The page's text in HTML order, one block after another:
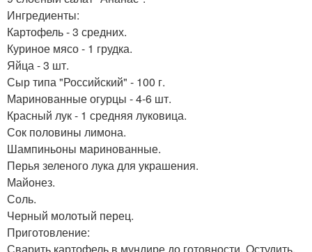
Ингредиенты:
Картофель - 3 средних.
Куриное мясо - 1 грудка.
Яйца - 3 шт.
Сыр типа "Российский" - 100 г.
Маринованные огурцы - 4-6 шт.
Красный лук - 1 средняя луковица.
Сок половины лимона.
Шампиньоны маринованные.
Перья зеленого лука для украшения.
Майонез.
Соль.
Черный молотый перец.
Приготовление:
Сварить картофель в мундире до готовности. Остудить,